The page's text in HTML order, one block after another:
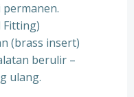
Fitting)
(brass insert)
berulir –
ulang.